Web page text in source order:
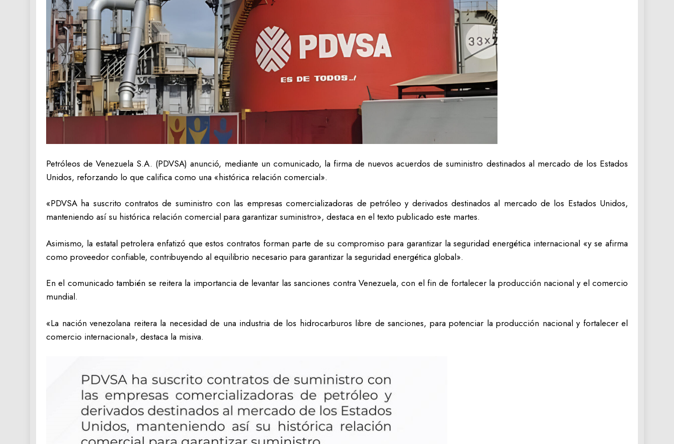
Petróleos de Venezuela S.A. (PDVSA) anunció, mediante un comunicado, la firma de nuevos acuerdos de suministro destinados al mercado de los Estados
Unidos, reforzando lo que califica como una «histórica relación comercial».
«PDVSA ha suscrito contratos de suministro con las empresas comercializadoras de petróleo y derivados destinados al mercado de los Estados Unidos,
manteniendo así su histórica relación comercial para garantizar suministro», destaca en el texto publicado este martes.
Asimismo, la estatal petrolera enfatizó que estos contratos forman parte de su compromiso para garantizar la seguridad energética internacional «y se afirma
como proveedor confiable, contribuyendo al equilibrio necesario para garantizar la seguridad energética global».
En el comunicado también se reitera la importancia de levantar las sanciones contra Venezuela, con el fin de fortalecer la producción nacional y el comercio
mundial.
«La nación venezolana reitera la necesidad de una industria de los hidrocarburos libre de sanciones, para potenciar la producción nacional y fortalecer el
comercio internacional», destaca la misiva.